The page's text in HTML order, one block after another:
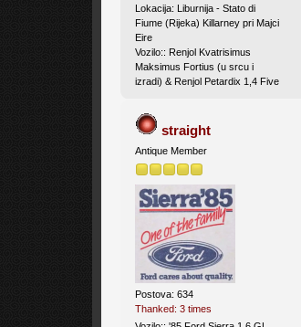
Lokacija: Liburnija - Stato di
Fiume (Rijeka) Killarney pri Majci
Eire
Vozilo:: Renjol Kvatrisimus
Maksimus Fortius (u srcu i
izradi) & Renjol Petardix 1,4 Five
straight
Antique Member
Postova: 634
Thanked: 3 times